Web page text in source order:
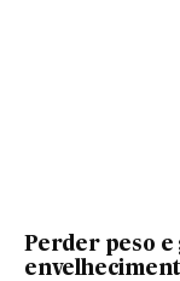
Perder peso